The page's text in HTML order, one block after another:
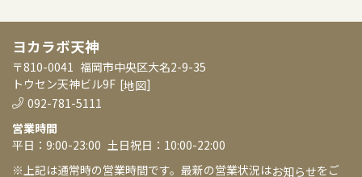
ヨカラボ天神
〒810-0041 福岡市中央区大名2-9-35
トウセン天神ビル9F [地図]
092-781-5111
営業時間
平日：9:00-23:00 土日祝日：10:00-22:00
※上記は通常時の営業時間です。最新の営業状況はお知らせをご